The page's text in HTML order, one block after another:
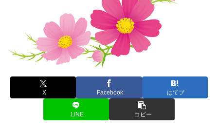
X Facebook はてブ
LINE コピー